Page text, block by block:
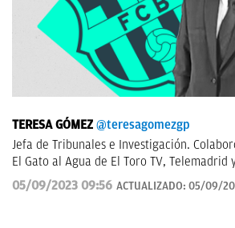
TERESA GÓMEZ @teresagomezgp
Jefa de Tribunales e Investigación.
El Gato al Agua de El Toro TV, Telemadrid
05/09/2023 09:56 ACTUALIZADO: 05/09/